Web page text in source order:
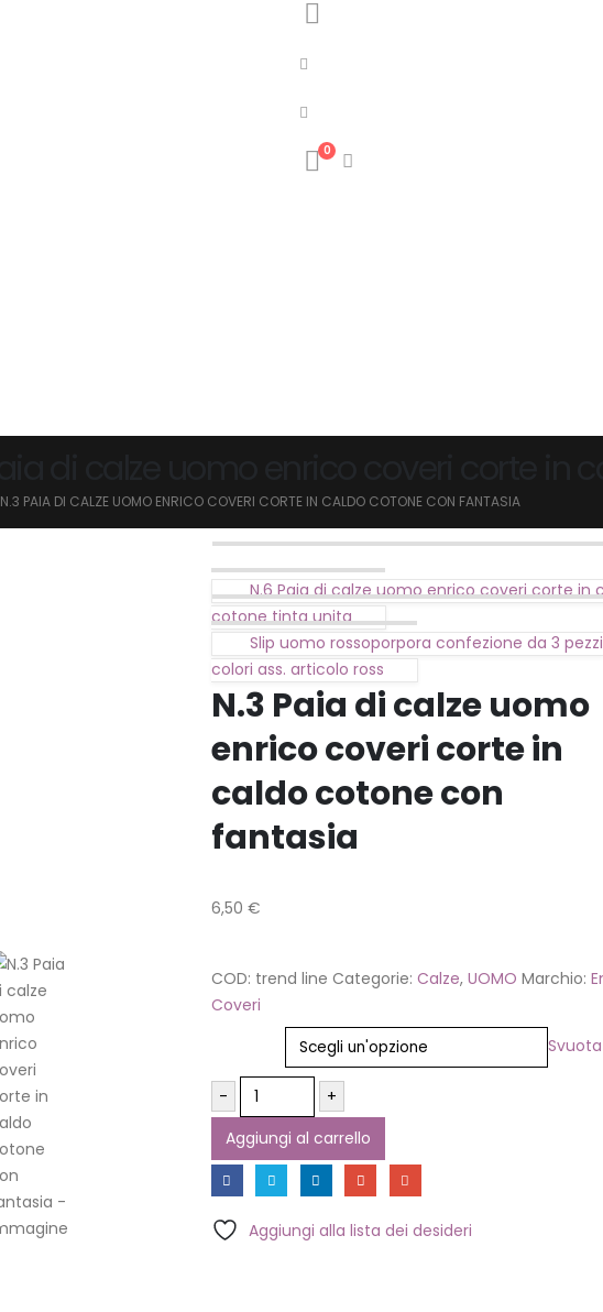
0
N.3 PAIA DI CALZE UOMO ENRICO COVERI CORTE IN CALDO COTONE CON FANTASIA
N.6 Paia di calze uomo enrico coveri corte in
cotone tinta unita
Slip uomo rossoporpora confezione da 3 pezzi
colori ass. articolo ross
N.3 Paia di calze uomo
enrico coveri corte in
caldo cotone con
fantasia
6,50 €
COD: trend line Categorie: Calze, UOMO Marchio:
Coveri
Svuota
-
+
Aggiungi al carrello
Aggiungi alla lista dei desideri